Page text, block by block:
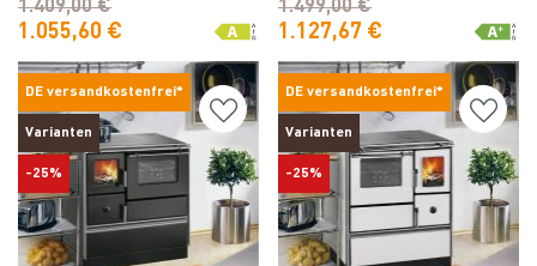
1.055,60 €
1.409,00 €
1.127,67 €
1.499,00 €
DE versandkostenfrei*
Varianten
-25%
DE versandkostenfrei*
Varianten
-25%